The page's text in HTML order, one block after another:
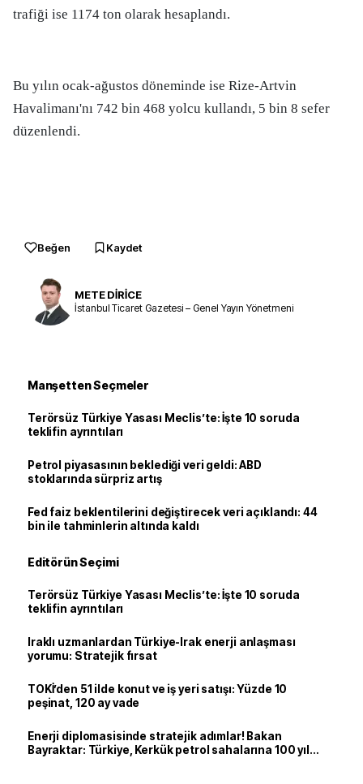
trafiği ise 1174 ton olarak hesaplandı.
Bu yılın ocak-ağustos döneminde ise Rize-Artvin
Havalimanı'nı 742 bin 468 yolcu kullandı, 5 bin 8 sefer
düzenlendi.
Beğen Kaydet
METE DİRİCE
İstanbul Ticaret Gazetesi – Genel Yayın Yönetmeni
Manşetten Seçmeler
Terörsüz Türkiye Yasası Meclis’te: İşte 10 soruda
teklifin ayrıntıları
Petrol piyasasının beklediği veri geldi: ABD
stoklarında sürpriz artış
Fed faiz beklentilerini değiştirecek veri açıklandı: 44
bin ile tahminlerin altında kaldı
Editörün Seçimi
Terörsüz Türkiye Yasası Meclis’te: İşte 10 soruda
teklifin ayrıntıları
Iraklı uzmanlardan Türkiye-Irak enerji anlaşması
yorumu: Stratejik fırsat
TOKİ’den 51 ilde konut ve iş yeri satışı: Yüzde 10
peşinat, 120 ay vade
Enerji diplomasisinde stratejik adımlar! Bakan
Bayraktar: Türkiye, Kerkük petrol sahalarına 100 yıl